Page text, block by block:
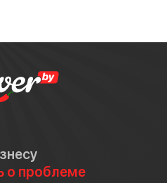
о проблеме